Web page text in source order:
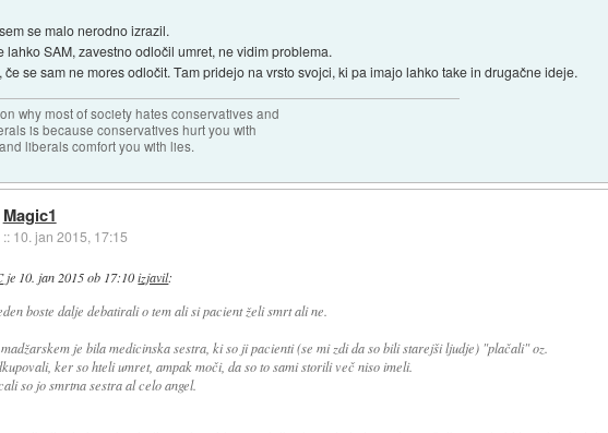
se malo nerodno izrazil.
lahko SAM, zavestno odločil umret, ne vidim problema.
če se sam ne mores odločit. Tam pridejo na vrsto svojci, ki pa imajo lahko take in drugačne ideje.
why most of society hates conservatives and
is because conservatives hurt you with
liberals comfort you with lies.
Magic1
:: 10. jan 2015, 17:15
je 10. jan 2015 ob 17:10 izjavil:
boste dalje debatirali o tem ali si pacient želi smrt ali ne.
je bila medicinska sestra, ki so ji pacienti (se mi zdi da so bili starejši ljudje) "plačali" oz.
ker so hteli umret, ampak moči, da so to sami storili več niso imeli.
so jo smrtna sestra al celo angel.